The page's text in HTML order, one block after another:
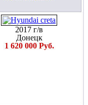
2017 г/в
Донецк
1 620 000 Руб.